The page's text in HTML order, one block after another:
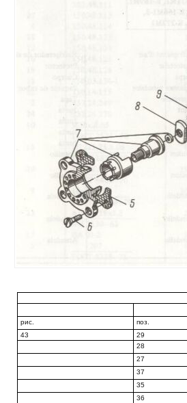
рис.
поз.
43
29
28
27
37
35
36